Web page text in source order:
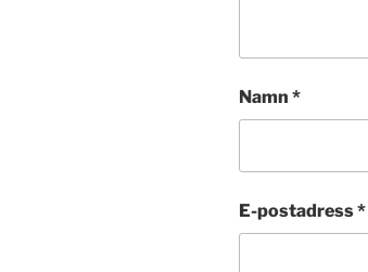
Namn *
E-postadress*